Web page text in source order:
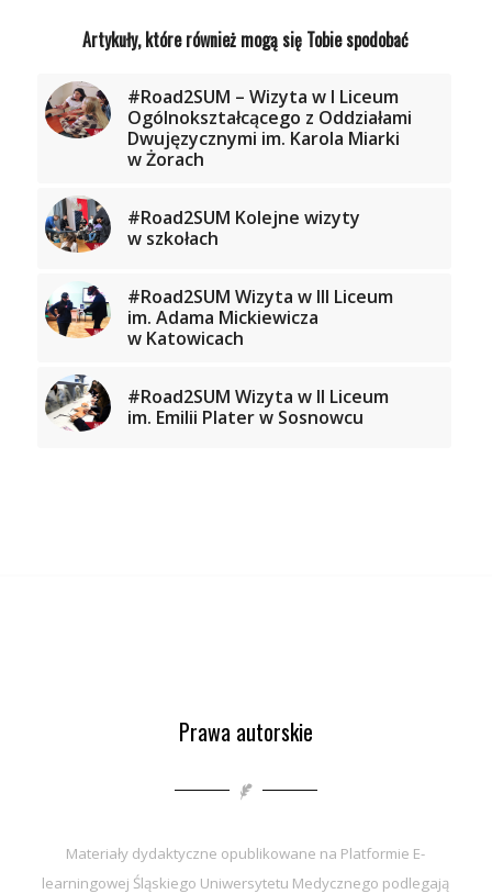
Artykuły, które również mogą się Tobie spodobać
#Road2SUM – Wizyta w I Liceum
Ogólnokształcącego z Oddziałami
Dwujęzycznymi im. Karola Miarki
w Żorach
#Road2SUM Kolejne wizyty
w szkołach
#Road2SUM Wizyta w III Liceum
im. Adama Mickiewicza
w Katowicach
#Road2SUM Wizyta w II Liceum
im. Emilii Plater w Sosnowcu
Prawa autorskie
Materiały dydaktyczne opublikowane na Platformie E-
learningowej Śląskiego Uniwersytetu Medycznego podlegają